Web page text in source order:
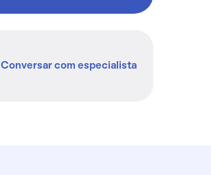
Conversar com especialista